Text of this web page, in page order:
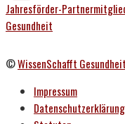
Jahresförder-
Gesundheit
©WissenSchafft Gesundheit
Impressum
Datenschutzerklärung